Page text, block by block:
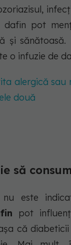
dafin pot
și sănătoasă.
o infuzie de
alergică sau
două
să
este
pot
că